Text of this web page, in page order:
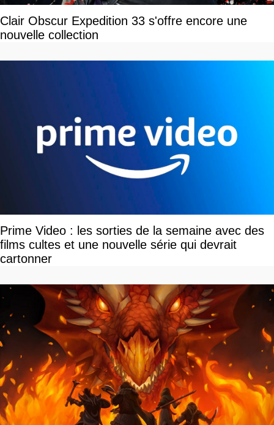
Clair Obscur Expedition 33 s'offre encore une
nouvelle collection
Prime Video : les sorties de la semaine avec des
films cultes et une nouvelle série qui devrait
cartonner